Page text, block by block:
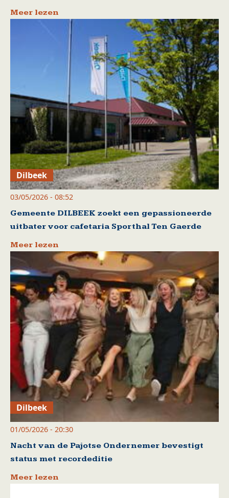
Meer lezen
Dilbeek
03/05/2026 - 08:52
Gemeente DILBEEK zoekt een gepassioneerde
uitbater voor cafetaria Sporthal Ten Gaerde
Meer lezen
Dilbeek
01/05/2026 - 20:30
Nacht van de Pajotse Ondernemer bevestigt
status met recordeditie
Meer lezen